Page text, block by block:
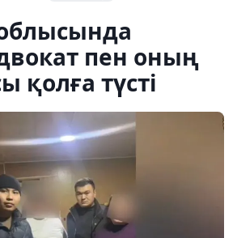
пен оның
қолға түсті